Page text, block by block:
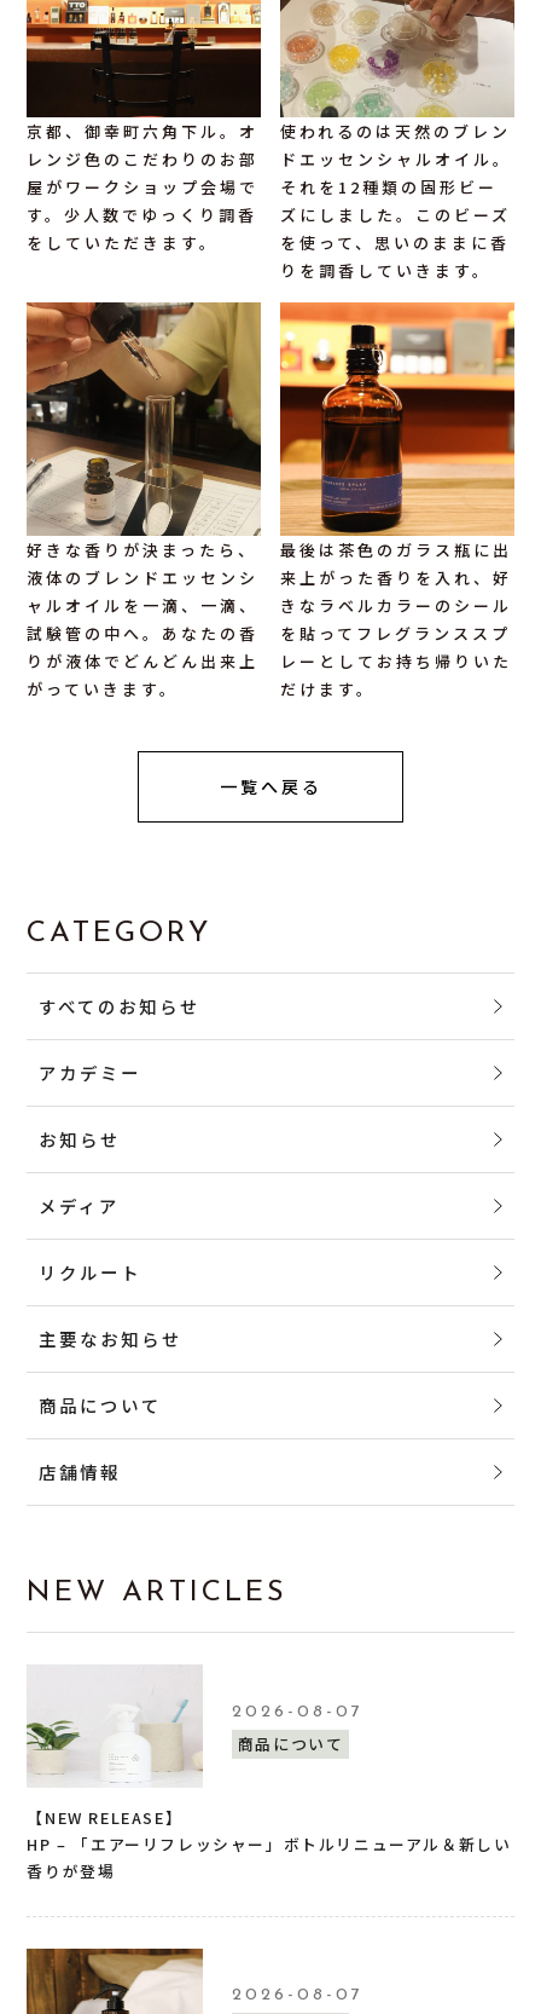
京都、御幸町六角下ル。オ
レンジ色のこだわりのお部
屋がワークショップ会場で
す。少人数でゆっくり調香
をしていただきます。
使われるのは天然のブレン
ドエッセンシャルオイル。
それを12種類の固形ビー
ズにしました。このビーズ
を使って、思いのままに香
りを調香していきます。
好きな香りが決まったら、
液体のブレンドエッセンシ
ャルオイルを一滴、一滴、
試験管の中へ。あなたの香
りが液体でどんどん出来上
がっていきます。
最後は茶色のガラス瓶に出
来上がった香りを入れ、好
きなラベルカラーのシール
を貼ってフレグランススプ
レーとしてお持ち帰りいた
だけます。
一覧へ戻る
CATEGORY
すべてのお知らせ
アカデミー
お知らせ
メディア
リクルート
主要なお知らせ
商品について
店舗情報
NEW ARTICLES
2026-08-07
商品について
【NEW RELEASE】
HP – 「エアーリフレッシャー」ボトルリニューアル＆新しい
香りが登場
2026-08-07